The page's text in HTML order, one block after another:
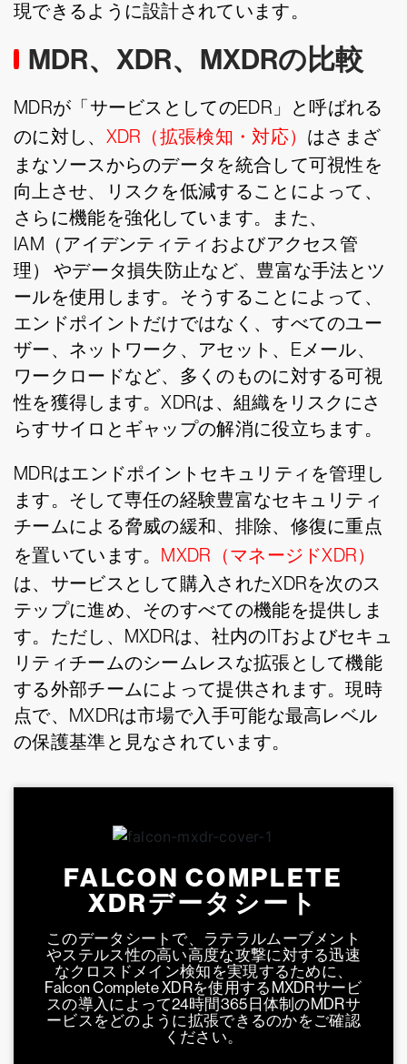
現できるように設計されています。
MDR、XDR、MXDRの比較
MDRが「サービスとしてのEDR」と呼ばれる
のに対し、 XDR（拡張検知・対応） はさまざ
まなソースからのデータを統合して可視性を
向上させ、リスクを低減することによって、
さらに機能を強化しています。また、
IAM（アイデンティティおよびアクセス管
理） やデータ損失防止など、豊富な手法とツ
ールを使用します。そうすることによって、
エンドポイントだけではなく、すべてのユー
ザー、ネットワーク、アセット、Eメール、
ワークロードなど、多くのものに対する可視
性を獲得します。XDRは、組織をリスクにさ
らすサイロとギャップの解消に役立ちます。
MDRはエンドポイントセキュリティを管理し
ます。そして専任の経験豊富なセキュリティ
チームによる脅威の緩和、排除、修復に重点
を置いています。 MXDR（マネージドXDR）
は、サービスとして購入されたXDRを次のス
テップに進め、そのすべての機能を提供しま
す。ただし、MXDRは、社内のITおよびセキュ
リティチームのシームレスな拡張として機能
する外部チームによって提供されます。現時
点で、MXDRは市場で入手可能な最高レベル
の保護基準と見なされています。
FALCON COMPLETE
XDRデータシート
このデータシートで、ラテラルムーブメント
やステルス性の高い高度な攻撃に対する迅速
なクロスドメイン検知を実現するために、
Falcon Complete XDRを使用するMXDRサービ
スの導入によって24時間365日体制のMDRサ
ービスをどのように拡張できるのかをご確認
ください。